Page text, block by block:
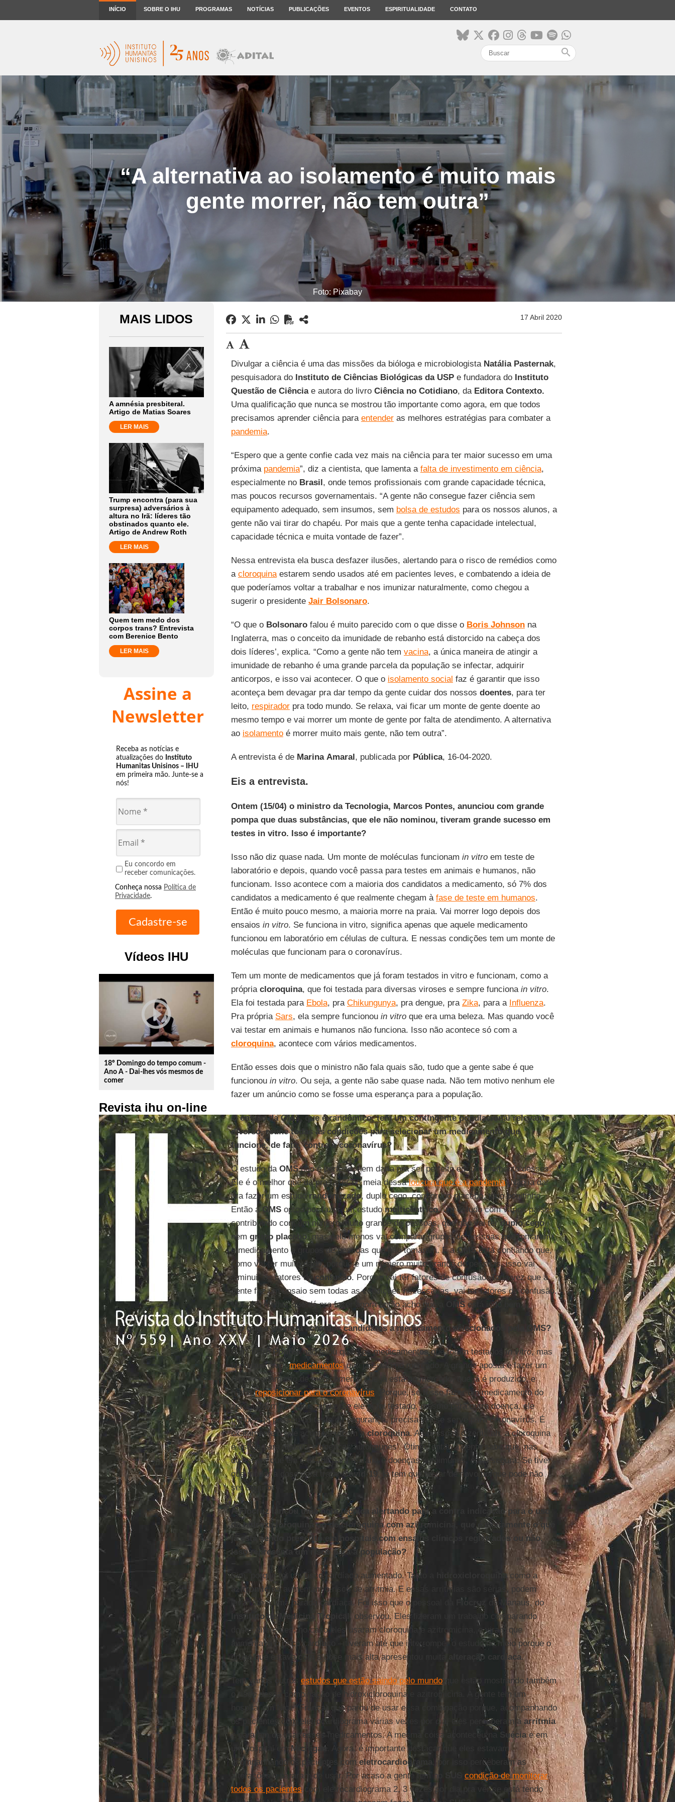
INÍCIO SOBRE O IHU PROGRAMAS NOTÍCIAS PUBLICAÇÕES EVENTOS ESPIRITUALIDADE CONTATO
search
“A alternativa ao isolamento é muito mais
gente morrer, não tem outra”
Foto: Pixabay
MAIS LIDOS
A amnésia presbiteral.
Artigo de Matias Soares
LER MAIS
Trump encontra (para sua
surpresa) adversários à
altura no Irã: líderes tão
obstinados quanto ele.
Artigo de Andrew Roth
LER MAIS
Quem tem medo dos
corpos trans? Entrevista
com Berenice Bento
LER MAIS
Assine a
Newsletter
Receba as notícias e
atualizações do Instituto
Humanitas Unisinos – IHU
em primeira mão. Junte-se a
nós!
Eu concordo em
receber comunicações.
Conheça nossa Política de
Privacidade.
Vídeos IHU
play_circle_outline
18º Domingo do tempo comum -
Ano A - Dai-lhes vós mesmos de
comer
Revista ihu on-line
17 Abril 2020
Divulgar a ciência é uma das missões da bióloga e microbiologista Natália Pasternak,
pesquisadora do Instituto de Ciências Biológicas da USPe fundadora do Instituto
Questão de Ciênciae autora do livro Ciência no Cotidiano, da Editora Contexto.
Uma qualificação que nunca se mostrou tão importante como agora, em que todos
precisamos aprender ciência para entenderas melhores estratégias para combater a
pandemia.
“Espero que a gente confie cada vez mais na ciência para ter maior sucesso em uma
próxima pandemia”, diz a cientista, que lamenta a falta de investimento em ciência,
especialmente no Brasil, onde temos profissionais com grande capacidade técnica,
mas poucos recursos governamentais. “A gente não consegue fazer ciência sem
equipamento adequado, sem insumos, sem bolsa de estudos para os nossos alunos, a
gente não vai tirar do chapéu. Por mais que a gente tenha capacidade intelectual,
capacidade técnica e muita vontade de fazer”.
Nessa entrevista ela busca desfazer ilusões, alertando para o risco de remédios como
a cloroquinaestarem sendo usados até em pacientes leves, e combatendo a ideia de
que poderíamos voltar a trabalhar e nos imunizar naturalmente, como chegou a
sugerir o presidente Jair Bolsonaro.
“O que o Bolsonarofalou é muito parecido com o que disse o Boris Johnsonna
Inglaterra, mas o conceito da imunidade de rebanho está distorcido na cabeça dos
dois líderes’, explica. “Como a gente não tem vacina, a única maneira de atingir a
imunidade de rebanho é uma grande parcela da população se infectar, adquirir
anticorpos, e isso vai acontecer. O que o isolamento social faz é garantir que isso
aconteça bem devagar pra dar tempo da gente cuidar dos nossos doentes, para ter
leito, respiradorpra todo mundo. Se relaxa, vai ficar um monte de gente doente ao
mesmo tempo e vai morrer um monte de gente por falta de atendimento. A alternativa
ao isolamentoé morrer muito mais gente, não tem outra”.
A entrevista é de Marina Amaral, publicada por Pública, 16-04-2020.
Eis a entrevista.
Ontem (15/04) o ministro da Tecnologia, Marcos Pontes, anunciou com grande
pompa que duas substâncias, que ele não nominou, tiveram grande sucesso em
testes in vitro. Isso é importante?
Isso não diz quase nada. Um monte de moléculas funcionam in vitroem teste de
laboratório e depois, quando você passa para testes em animais e humanos, não
funcionam. Isso acontece com a maioria dos candidatos a medicamento, só 7% dos
candidatos a medicamento é que realmente chegam à fase de teste em humanos.
Então é muito pouco mesmo, a maioria morre na praia. Vai morrer logo depois dos
ensaios in vitro. Se funciona in vitro, significa apenas que aquele medicamento
funcionou em laboratório em células de cultura. E nessas condições tem um monte de
moléculas que funcionam para o coronavírus.
Tem um monte de medicamentos que já foram testados in vitro e funcionam, como a
própria cloroquina, que foi testada para diversas viroses e sempre funciona in vitro.
Ela foi testada para Ebola, pra Chikungunya, pra dengue, pra Zika, para a Influenza.
Pra própria Sars, ela sempre funcionouin vitroque era uma beleza. Mas quando você
vai testar em animais e humanos não funciona. Isso não acontece só com a
cloroquina, acontece com vários medicamentos.
Então esses dois que o ministro não fala quais são, tudo que a gente sabe é que
funcionou in vitro. Ou seja, a gente não sabe quase nada. Não tem motivo nenhum ele
fazer um anúncio como se fosse uma esperança para a população.
O ensaio da OMS, que é randômico, tem um contingente populacional relevante e
diverso, reúne todas as condições para selecionar um medicamento que
funcione, de fato, contra o coronavírus?
O estudo da OMSnão é perfeito, nem daria pra ser perfeito em um momento desses.
Ele é o melhor que dá pra fazer no meia dessaloucura que é a pandemia. Não ia dar
pra fazer um estudorandomizado, duplo cego, com grupo placebo, tudo bonitinho.
Então aOMSoptou por fazer um estudomulticêntrico, um estudo com vários países
contribuindo com um número muito grande de pessoas, que não vai terduplo cego
nem grupo placebo, mas pelo menos vai comparar grupos de pessoas que tomaram
o medicamento e grupos de pessoas que não tomaram. E aOMSestá confiando que,
como vai ter muito dado, porque é um número muito grande de pessoas, isso vai
diminuir os fatores deconfusão. Porque vai ter fatores de confusão. Toda vez que a
gente faz um ensaio sem todas as condições necessárias, vai ter fatores de confusão.
Mas é o melhor que dá pra fazer agora então acho que a
OMSestá indo bem.
E o que a senhora acha dos candidatos a medicamento selecionados pela OMS?
O ministroPontes não falou quais os medicamentos que foram testadosin vitro, mas
falou que erammedicamentosque já estão no mercado. A grande aposta é fazer um
reposicionamento de medicamento que já está no mercado, que já é produzido, e
tentarreposicionar para o coronavírus . Porque, se fosse fazer um medicamento do
zero, ia demorar mais ainda. Se ele já foi testado, mesmo para outra doença, ele
também já passou no teste da segurança, precisa ver se serve para coronavírus. É
exatamente o que aconteceu com acloroquina. As pessoas dizem: ‘ah, a cloroquina
é usada para malária e doenças autoimunes’. Ótimo, então a gente sabe que, nas
doses em que ela é usada para malária e doenças autoimunes, ela é segura. Se tiver
que mudar a dose para tratarCovid -19
, já tem que testar de novo porque pode não
ser seguro.
A Fiocruz lançou uma nota técnica alertando para a contra indicação para o uso
de hidroxicloroquina ou de cloroquina com azitromicina, que é exatamente o que
já está sendo prescrito em hospitais com ensaios clínicos registrados ou não.
Isso representa um risco para a população?
Sim, porque há um risco cardíaco aumentado. Tanto a hidroxicloroquinacomo a
azitromicinaaumentam o risco de arritmia. E essas arritmias são sérias, podem
levar até a uma parada cardíaca. Foi isso que o pessoal da
Fiocruz
de Manaus, do
Instituto de Medicina Tropical
, observou. Eles fizeram um trabalho comparando
doses diferentes, no caso eles usaram cloroquina e azitromicina, e viram que
aumentava o risco cardíaco – tiveram até que interromper o estudo no meio porque o
grupo que estava com a dose mais alta apresentou muita
alteração cardíaca.
Tem vários outros estudos que estão saindo pelo mundoque estão mostrando também
o risco dessa combinação de hidroxicloroquina e azitromicina. A gente tem um
hospital em Nice (França) que parou de usar essa combinação porque, acompanhando
os pacientes com eletrocardiograma várias vezes por dia, eles perceberam aarritmia
e pararam de usar esses medicamentos. A mesma coisa aconteceu na
Suéciae em
um hospital em Michigan. Agora, é importante destacar que eles estavam
acompanhando os pacientes comeletrocardiograma
, por isso perceberam as
alterações e pararam de usar. Por acaso a gente tem no
SUS
condição de monitorar
todos os pacientescom eletrocardiograma 2, 3 vezes por dia pra ver se está tendo